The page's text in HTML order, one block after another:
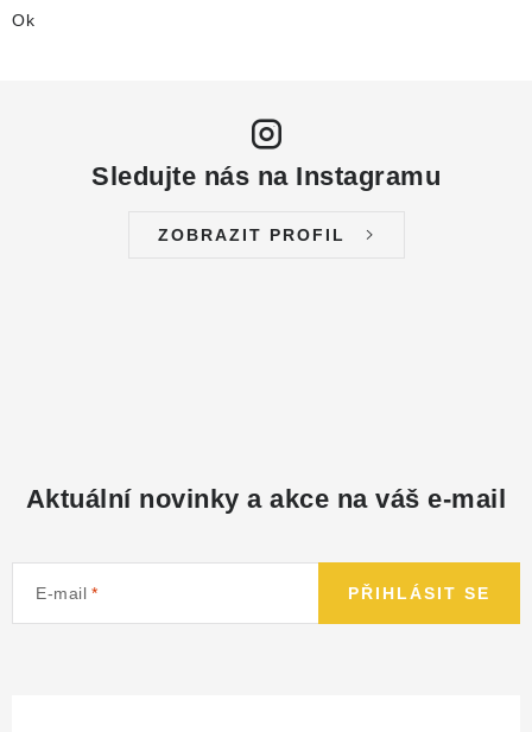
Ok
Sledujte nás na Instagramu
ZOBRAZIT PROFIL
Aktuální novinky a akce na váš e-mail
E-mail PŘIHLÁSIT SE